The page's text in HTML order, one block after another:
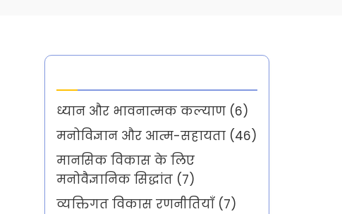
ध्यान और भावनात्मक कल्याण (6)
मनोविज्ञान और आत्म-सहायता (46)
मानसिक विकास के लिए
मनोवैज्ञानिक सिद्धांत (7)
व्यक्तिगत विकास रणनीतियाँ (7)